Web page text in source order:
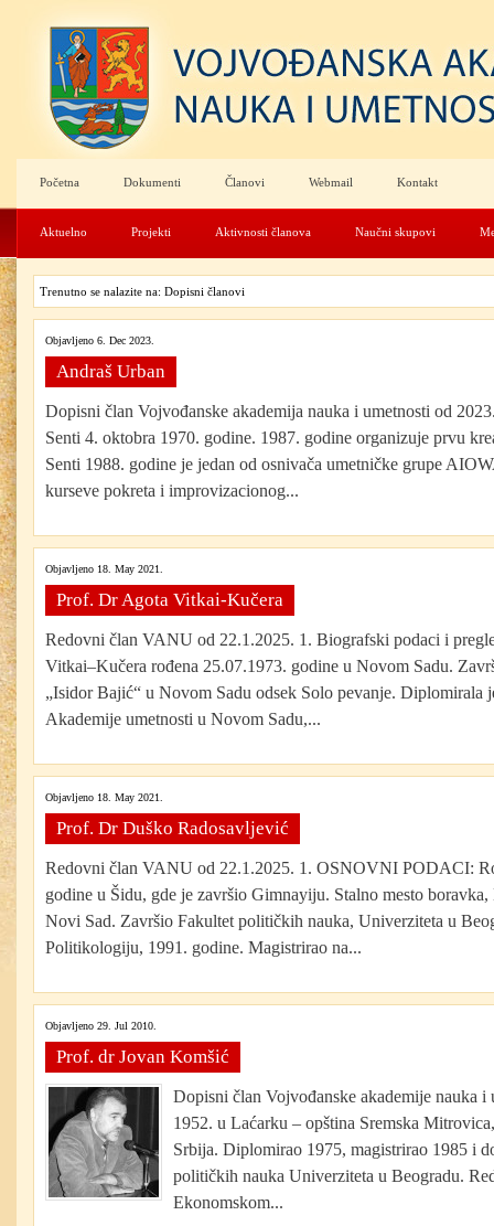
Početna Dokumenti Članovi Webmail Kontakt
Aktuelno Projekti Aktivnosti članova Naučni skupovi
Trenutno se nalazite na: Dopisni članovi
Objavljeno 6. Dec 2023.
Andraš Urban
Dopisni član Vojvođanske akademija nauka i umetnosti od
Senti 4. oktobra 1970. godine. 1987. godine organizuje prvu
Senti 1988. godine je jedan od osnivača umetničke grupe
kurseve pokreta i improvizacionog...
Objavljeno 18. May 2021.
Prof. Dr Agota Vitkai-Kučera
Redovni član VANU od 22.1.2025. 1. Biografski podaci i
Vitkai–Kučera rođena 25.07.1973. godine u Novom Sadu.
„Isidor Bajić“ u Novom Sadu odsek Solo pevanje. Diplomirala
Akademije umetnosti u Novom Sadu,...
Objavljeno 18. May 2021.
Prof. Dr Duško Radosavljević
Redovni član VANU od 22.1.2025. 1. OSNOVNI PODACI:
godine u Šidu, gde je završio Gimnayiju. Stalno mesto
Novi Sad. Završio Fakultet političkih nauka, Univerziteta u
Politikologiju, 1991. godine. Magistrirao na...
Objavljeno 29. Jul 2010.
Prof. dr Jovan Komšić
Dopisni član Vojvođanske akademije nauka i
1952. u Laćarku – opština Sremska
Srbija. Diplomirao 1975, magistrirao 1985 i
političkih nauka Univerziteta u Beogradu.
Ekonomskom...